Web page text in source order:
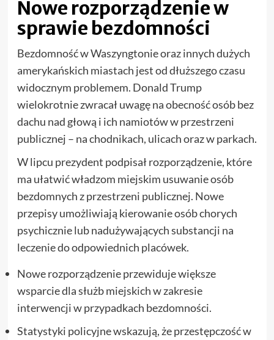
Nowe rozporządzenie w
sprawie bezdomności
Bezdomność w Waszyngtonie oraz innych dużych
amerykańskich miastach jest od dłuższego czasu
widocznym problemem. Donald Trump
wielokrotnie zwracał uwagę na obecność osób bez
dachu nad głową i ich namiotów w przestrzeni
publicznej – na chodnikach, ulicach oraz w parkach.
W lipcu prezydent podpisał rozporządzenie, które
ma ułatwić władzom miejskim usuwanie osób
bezdomnych z przestrzeni publicznej. Nowe
przepisy umożliwiają kierowanie osób chorych
psychicznie lub nadużywających substancji na
leczenie do odpowiednich placówek.
Nowe rozporządzenie przewiduje większe
wsparcie dla służb miejskich w zakresie
interwencji w przypadkach bezdomności.
Statystyki policyjne wskazują, że przestępczość w